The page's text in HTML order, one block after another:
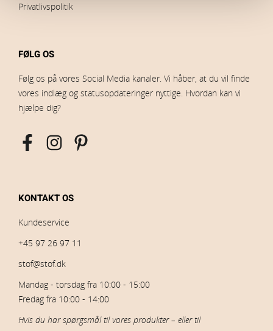
Privatlivspolitik
FØLG OS
Følg os på vores Social Media kanaler. Vi håber, at du vil finde
vores indlæg og statusopdateringer nyttige. Hvordan kan vi
hjælpe dig?
KONTAKT OS
Kundeservice
+45 97 26 97 11
stof@stof.dk
Mandag - torsdag fra 10:00 - 15:00
Fredag fra 10:00 - 14:00
Hvis du har spørgsmål til vores produkter – eller til